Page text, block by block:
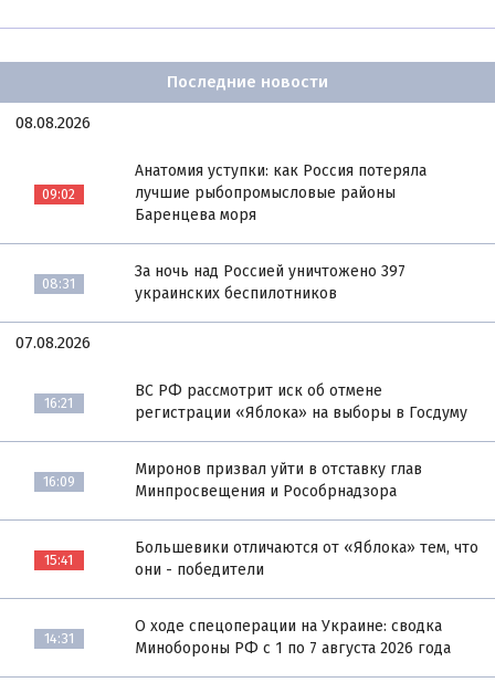
Последние новости
08.08.2026
09:02
Анатомия уступки: как Россия потеряла
лучшие рыбопромысловые районы
Баренцева моря
08:31
За ночь над Россией уничтожено 397
украинских беспилотников
07.08.2026
16:21
ВС РФ рассмотрит иск об отмене
регистрации «Яблока» на выборы в Госдуму
16:09
Миронов призвал уйти в отставку глав
Минпросвещения и Рособрнадзора
15:41
Большевики отличаются от «Яблока» тем, что
они - победители
14:31
О ходе спецоперации на Украине: сводка
Минобороны РФ с 1 по 7 августа 2026 года